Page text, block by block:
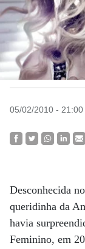
05/02/2010 - 21:00
Desconhecida
queridinha da
havia
Feminino, em